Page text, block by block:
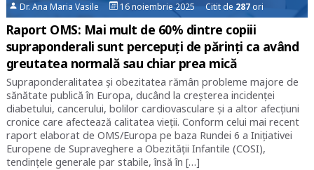
Dr. Ana Maria Vasile 16 noiembrie 2025 Citit de 287ori
Raport OMS: Mai mult de 60% dintre copiii
supraponderali sunt percepuți de părinți ca având
greutatea normală sau chiar prea mică
Supraponderalitatea și obezitatea rămân probleme majore de
sănătate publică în Europa, ducând la creșterea incidenței
diabetului, cancerului, bolilor cardiovasculare și a altor afecțiuni
cronice care afectează calitatea vieții. Conform celui mai recent
raport elaborat de OMS/Europa pe baza Rundei 6 a Inițiativei
Europene de Supraveghere a Obezității Infantile (COSI),
tendințele generale par stabile, însă în […]